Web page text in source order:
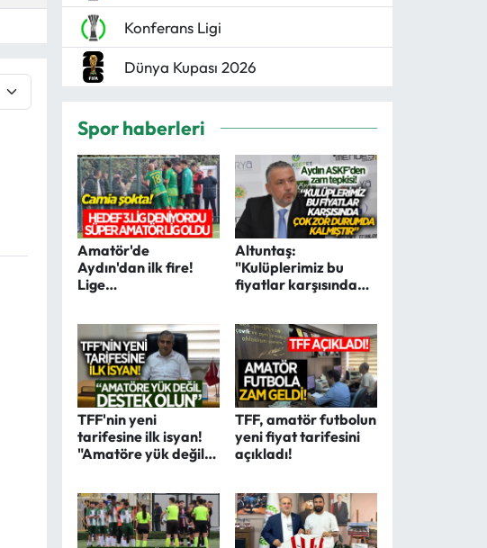
Konferans Ligi
Dünya Kupası 2026
Spor haberleri
Amatör'de
Aydın'dan ilk fire!
Lige
Altuntaş:
"Kulüplerimiz bu
fiyatlar karşısında
TFF'nin yeni
tarifesine ilk isyan!
"Amatöre yük değil,
TFF, amatör futbolun
yeni fiyat tarifesini
açıkladı!